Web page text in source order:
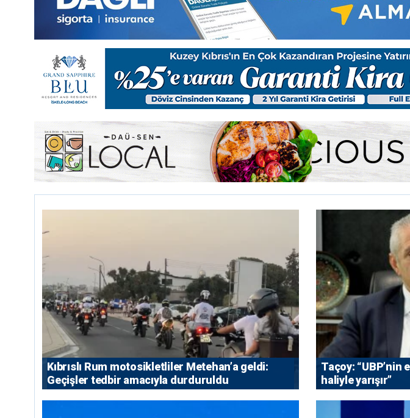
Kıbrıslı Rum motosikletliler Metehan’a geldi:
Geçişler tedbir amacıyla durduruldu
Taçoy: “UBP’nin
haliyle yarışır”